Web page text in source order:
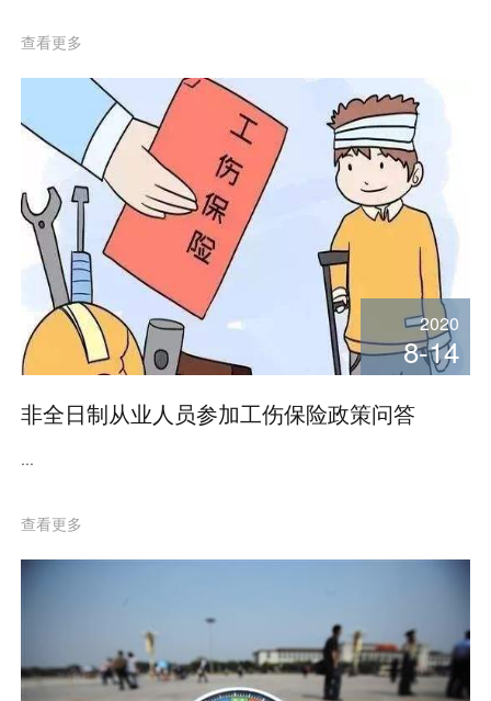
查看更多
2020
8-14
非全日制从业人员参加工伤保险政策问答
...
查看更多